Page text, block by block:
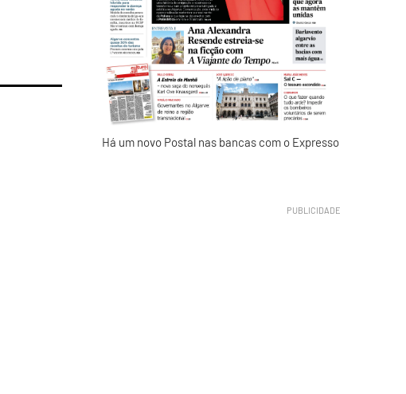
Há um novo Postal nas bancas com o Expresso